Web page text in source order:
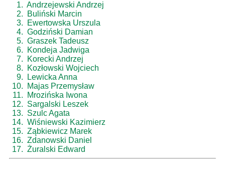
1. Andrzejewski Andrzej
2.
Buliński Marcin
3.
Ewertowska Urszula
4. Godziński Damian
5. Graszek Tadeusz
6.
Kondeja Jadwiga
7.
Korecki Andrzej
8.
Kozłowski Wojciech
9.
Lewicka Anna
10.
Majas Przemysław
11.
Mrozińska Iwona
12. Sargalski Leszek
13. Szulc Agata
14. Wiśniewski Kazimierz
15. Ząbkiewicz Marek
16. Zdanowski Daniel
17. Żuralski Edward